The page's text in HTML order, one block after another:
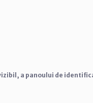
a panoului de